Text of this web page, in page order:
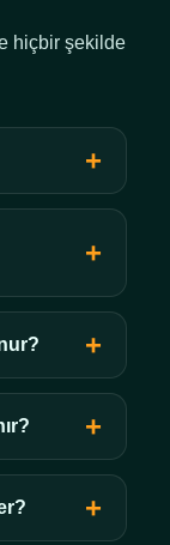
hiçbir şekilde